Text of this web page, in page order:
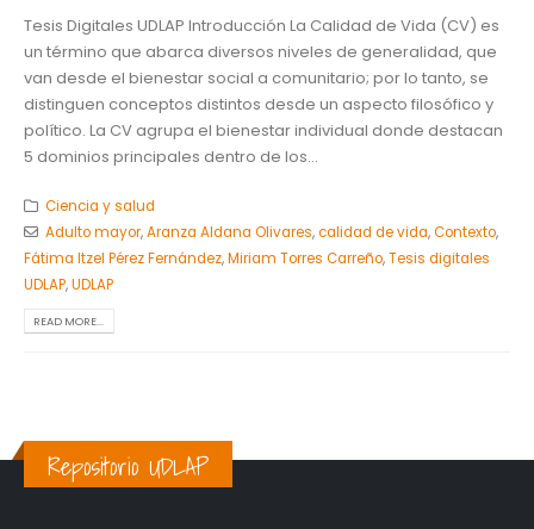
Tesis Digitales UDLAP Introducción La Calidad de Vida (CV) es
un término que abarca diversos niveles de generalidad, que
van desde el bienestar social a comunitario; por lo tanto, se
distinguen conceptos distintos desde un aspecto filosófico y
político. La CV agrupa el bienestar individual donde destacan
5 dominios principales dentro de los...
Ciencia y salud
Adulto mayor,Aranza Aldana Olivares,calidad de vida,Contexto,
Fátima Itzel Pérez Fernández,Miriam Torres Carreño,Tesis digitales
UDLAP,UDLAP
READ MORE...
Repositorio UDLAP